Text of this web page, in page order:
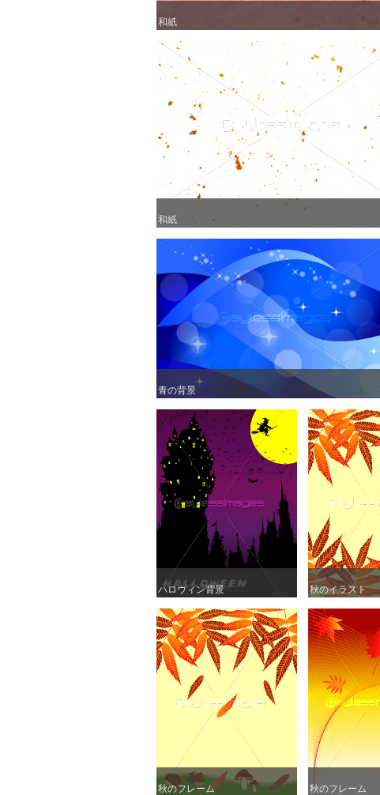
和紙
和紙
和紙
和紙
青の背景
青の背景
ハロウィン背景
ハロウィン背景 秋のイラスト
秋のイラスト
秋のフレーム
秋のフレーム 秋のフレーム
秋のフレーム